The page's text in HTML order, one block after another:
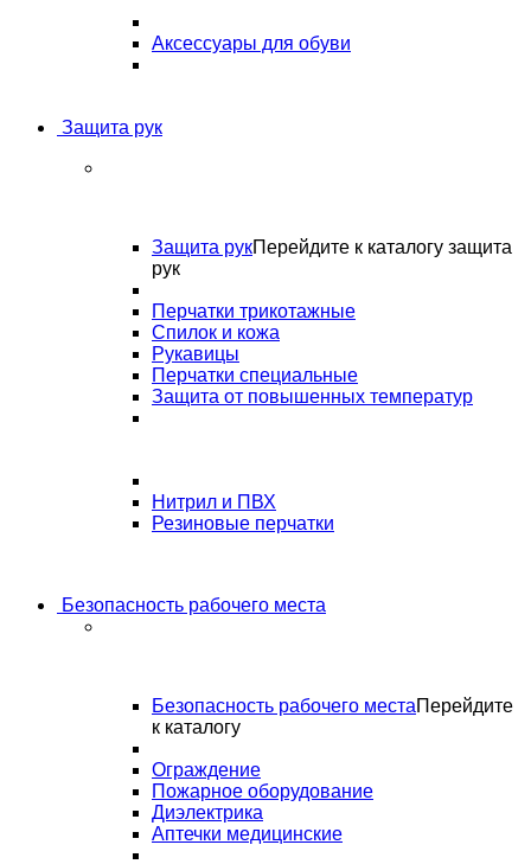
Аксессуары для обуви
Защита рук
Защита рукПерейдите к каталогу защита
рук
Перчатки трикотажные
Спилок и кожа
Рукавицы
Перчатки специальные
Защита от повышенных температур
Нитрил и ПВХ
Резиновые перчатки
Безопасность рабочего места
Безопасность рабочего местаПерейдите
к каталогу
Ограждение
Пожарное оборудование
Диэлектрика
Аптечки медицинские